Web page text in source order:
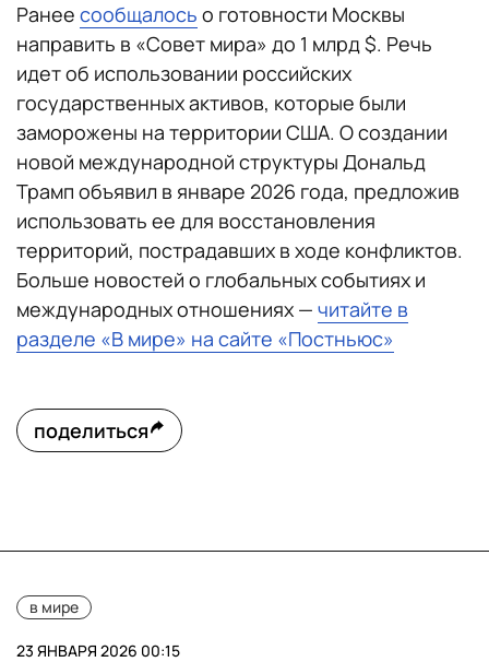
Ранее сообщалось о готовности Москвы
направить в «Совет мира» до 1 млрд $. Речь
идет об использовании российских
государственных активов, которые были
заморожены на территории США. О создании
новой международной структуры Дональд
Трамп объявил в январе 2026 года, предложив
использовать ее для восстановления
территорий, пострадавших в ходе конфликтов.
Больше новостей о глобальных событиях и
международных отношениях — читайте в
разделе «В мире» на сайте «Постньюс»
поделиться
в мире
23 ЯНВАРЯ 2026 00:15